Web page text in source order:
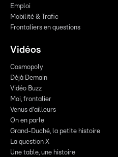
Emploi
Mobilité & Trafic
Frontaliers en questions
Vidéos
Cosmopoly
Déjà Demain
Vidéo Buzz
Moi, frontalier
Venus d'ailleurs
On en parle
Grand-Duché, la petite histoire
La question X
Une table, une histoire